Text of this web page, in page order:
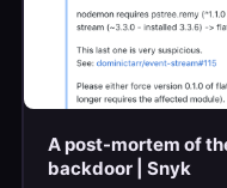
A post-mortem of
backdoor | Snyk